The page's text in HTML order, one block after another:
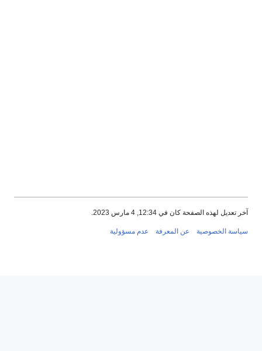
آخر تعديل لهذه الصفحة كان في 12:34, 4 مارس 2023.
سياسة الخصوصية عن المعرفة عدم مسؤولية